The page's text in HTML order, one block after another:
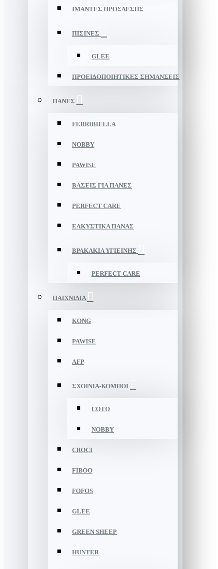
ΙΜΑΝΤΕΣ ΠΡΟΣΔΕΣΗΣ
ΠΙΣΙΝΕΣ
GLEE
ΠΡΟΕΙΔΟΠΟΙΗΤΙΚΕΣ ΣΗΜΑΝΣΕΙΣ
ΠΑΝΕΣ
FERRIBIELLA
NOBBY
PAWISE
ΒΑΣΕΙΣ ΓΙΑ ΠΑΝΕΣ
PERFECT CARE
ΕΛΚΥΣΤΙΚΑ ΠΑΝΑΣ
ΒΡΑΚΑΚΙΑ ΥΓΙΕΙΝΗΣ
PERFECT CARE
ΠΑΙΧΝΙΔΙΑ
KONG
PAWISE
AFP
ΣΧΟΙΝΙΑ-ΚΟΜΠΟΙ
COTO
NOBBY
CROCI
FIBOO
FOFOS
GLEE
GREEN SHEEP
HUNTER